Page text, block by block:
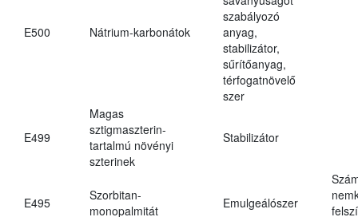
E500 Nátrium-karbonátok
szabályozó
anyag,
stabilizátor,
sűrítőanyag,
térfogatnövelő
szer
E499
Magas
sztigmaszterin-
tartalmú növényi
szterinek
Stabilizátor
E495
Szorbitan-
monopalmitát
Emulgeálószer